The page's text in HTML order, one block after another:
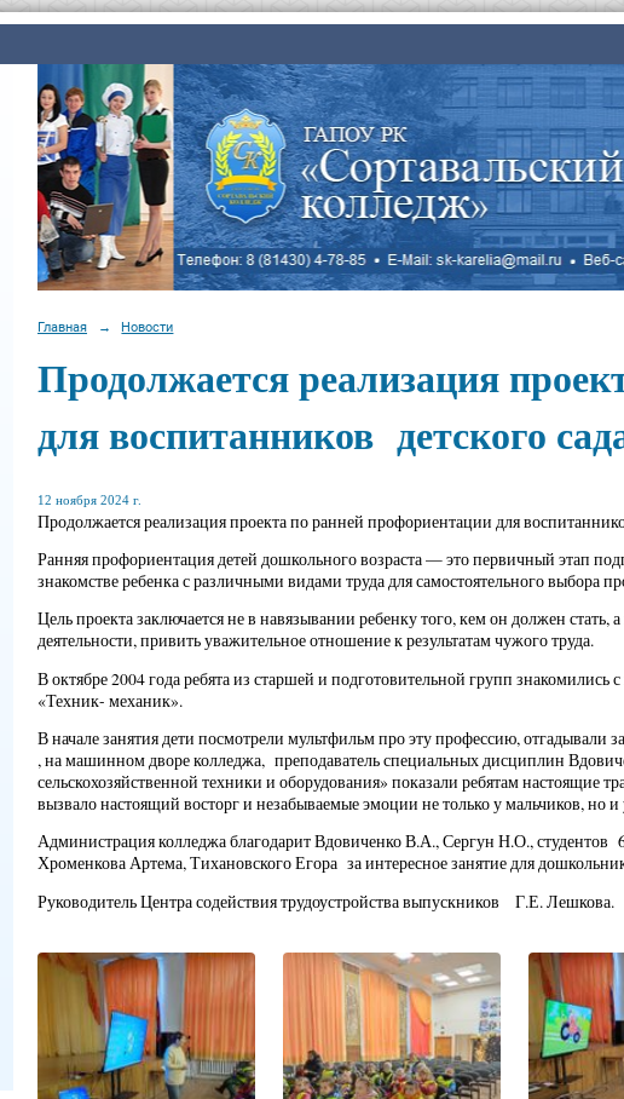
Главная → Новости
Продолжается реализация
для воспитанников детского
12 ноября 2024 г.
Продолжается реализация проекта по ранней профориентации для
Ранняя профориентация детей дошкольного возраста — это первичный этап
знакомстве ребенка с различными видами труда для самостоятельного выбора
Цель проекта заключается не в навязывании ребенку того, кем он должен
деятельности, привить уважительное отношение к результатам чужого труда.
В октябре 2004 года ребята из старшей и подготовительной групп
«Техник- механик».
В начале занятия дети посмотрели мультфильм про эту профессию, отгадывали
, на машинном дворе колледжа, преподаватель специальных дисциплин
сельскохозяйственной техники и оборудования» показали ребятам настоящие
вызвало настоящий восторг и незабываемые эмоции не только у мальчиков, но и
Администрация колледжа благодарит Вдовиченко В.А., Сергун Н.О.,
Хроменкова Артема, Тихановского Егора за интересное занятие для
Руководитель Центра содействия трудоустройства выпускников Г.Е. Лешкова.